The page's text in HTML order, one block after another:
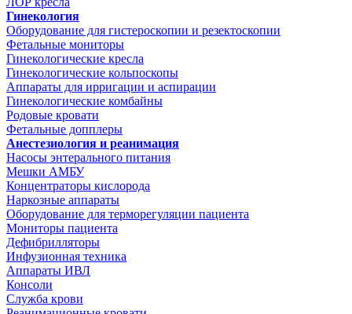
Гинекология
Оборудование для гистероскопии и резектоскопии
Фетальные мониторы
Гинекологические кресла
Гинекологические кольпоскопы
Аппараты для ирригации и аспирации
Гинекологические комбайны
Родовые кровати
Фетальные допплеры
Анестезиология и реанимация
Насосы энтерального питания
Мешки АМБУ
Концентраторы кислорода
Наркозные аппараты
Оборудование для терморегуляции пациента
Мониторы пациента
Дефибрилляторы
Инфузионная техника
Аппараты ИВЛ
Консоли
Служба крови